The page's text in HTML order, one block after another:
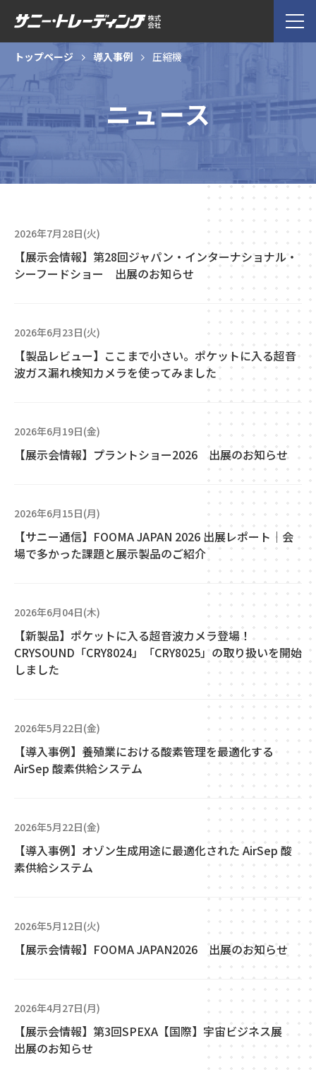
トップページ 導入事例 圧縮機
ニュース
2026年7月28日(火)
【展示会情報】第28回ジャパン・インターナショナル・
シーフードショー 出展のお知らせ
2026年6月23日(火)
【製品レビュー】ここまで小さい。ポケットに入る超音
波ガス漏れ検知カメラを使ってみました
2026年6月19日(金)
【展示会情報】プラントショー2026 出展のお知らせ
2026年6月15日(月)
【サニー通信】FOOMA JAPAN 2026 出展レポート｜会
場で多かった課題と展示製品のご紹介
2026年6月04日(木)
【新製品】ポケットに入る超音波カメラ登場！
CRYSOUND「CRY8024」「CRY8025」の取り扱いを開始
しました
2026年5月22日(金)
【導入事例】養殖業における酸素管理を最適化する
AirSep 酸素供給システム
2026年5月22日(金)
【導入事例】オゾン生成用途に最適化された AirSep 酸
素供給システム
2026年5月12日(火)
【展示会情報】FOOMA JAPAN2026 出展のお知らせ
2026年4月27日(月)
【展示会情報】第3回SPEXA【国際】宇宙ビジネス展
出展のお知らせ